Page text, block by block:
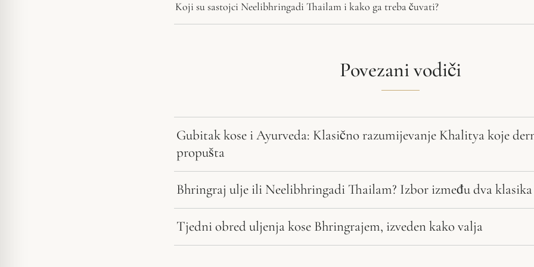
Koji su sastojci Neelibhringadi Thailam i kako ga treba čuvati?
Povezani vodiči
Gubitak kose i Ayurveda: Klasično razumijevanje Khalitya koje
propušta
Bhringraj ulje ili Neelibhringadi Thailam? Izbor između dva klasika
Tjedni obred uljenja kose Bhringrajem, izveden kako valja